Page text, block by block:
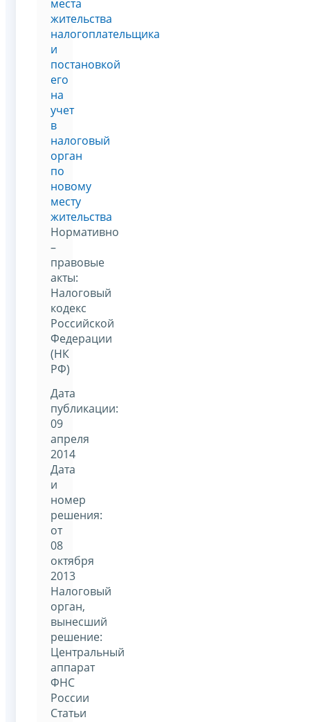
места
жительства
налогоплательщика
и
постановкой
его
на
учет
в
налоговый
орган
по
новому
месту
жительства
Нормативно
–
правовые
акты:
Налоговый
кодекс
Российской
Федерации
(НК
РФ)
Дата
публикации:
09
апреля
2014
Дата
и
номер
решения:
от
08
октября
2013
Налоговый
орган,
вынесший
решение:
Центральный
аппарат
ФНС
России
Статьи